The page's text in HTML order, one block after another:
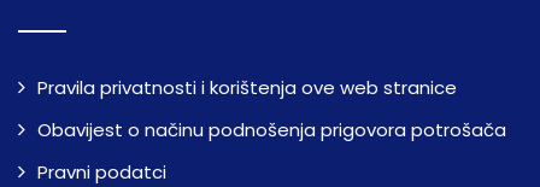
Pravila privatnosti i korištenja ove web stranice
Obavijest o načinu podnošenja prigovora potrošača
Pravni podatci